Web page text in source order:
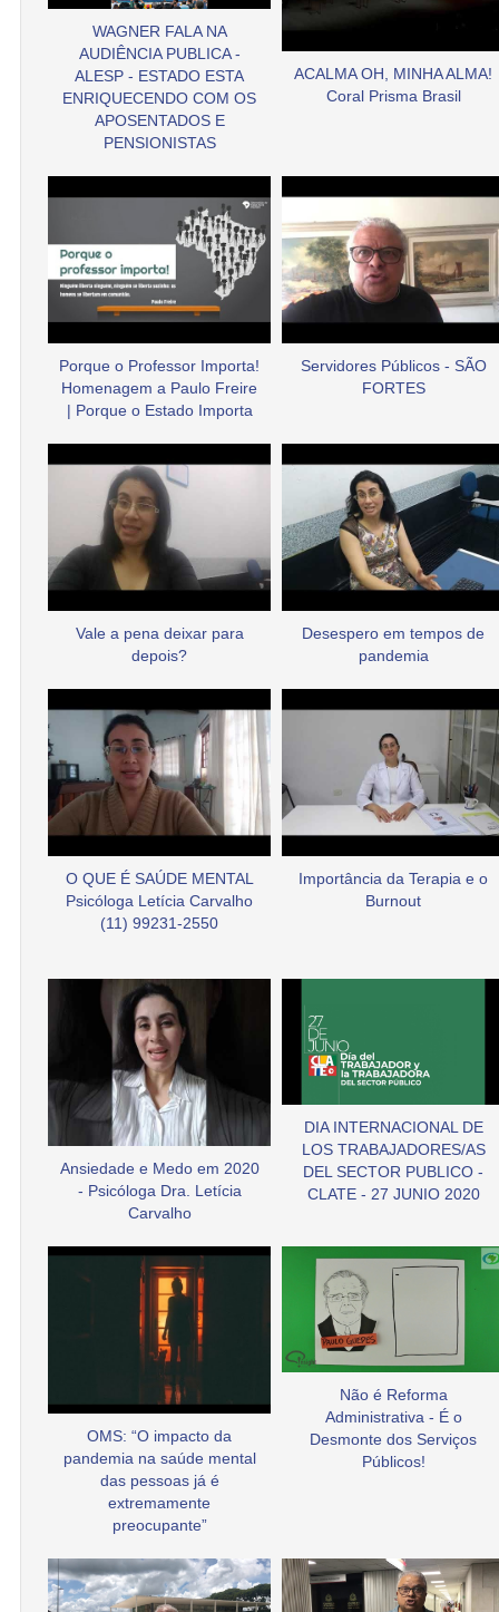
WAGNER FALA NA
AUDIÊNCIA PUBLICA -
ALESP - ESTADO ESTA
ENRIQUECENDO COM OS
APOSENTADOS E
PENSIONISTAS
ACALMA OH, MINHA ALMA!
Coral Prisma Brasil
Porque o Professor Importa!
Homenagem a Paulo Freire
| Porque o Estado Importa
Servidores Públicos - SÃO
FORTES
Vale a pena deixar para
depois?
Desespero em tempos de
pandemia
O QUE É SAÚDE MENTAL
Psicóloga Letícia Carvalho
(11) 99231-2550
Importância da Terapia e o
Burnout
Ansiedade e Medo em 2020
- Psicóloga Dra. Letícia
Carvalho
DIA INTERNACIONAL DE
LOS TRABAJADORES/AS
DEL SECTOR PUBLICO -
CLATE - 27 JUNIO 2020
OMS: “O impacto da
pandemia na saúde mental
das pessoas já é
extremamente
preocupante”
Não é Reforma
Administrativa - É o
Desmonte dos Serviços
Públicos!